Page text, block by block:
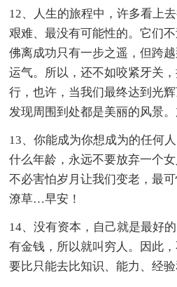
12、人生的旅程中，许多看上
艰难、最没有可能性的。它们
佛离成功只有一步之遥，但跨
运气。所以，还不如咬紧牙关
行，也许，当我们最终达到光
发现周围到处都是美丽的风景。
13、你能成为你想成为的任何
什么年龄，永远不要放弃一个女
不必害怕岁月让我们变老，最
潦草…早安！
14、没有资本，自己就是最好
有金钱，所以就叫穷人。因此
要比只能去比知识、能力、经验